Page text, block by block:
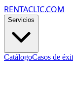
RENTACLIC.COM
Servicios
CatálogoCasos de